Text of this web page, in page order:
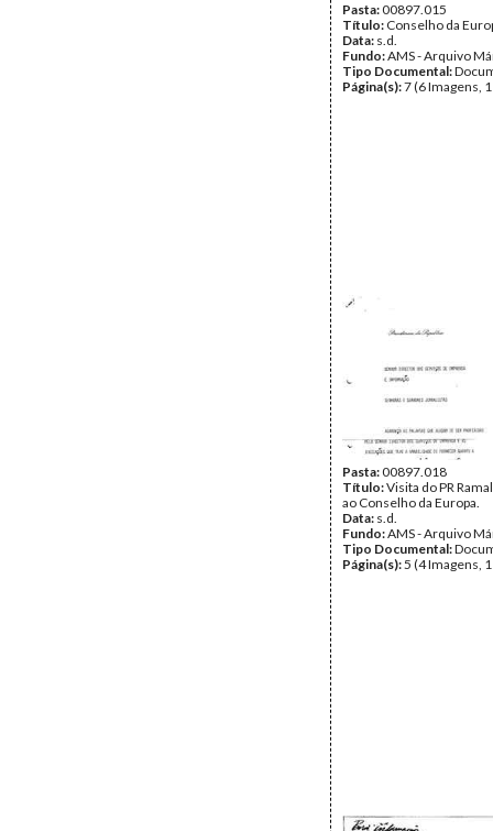
Pasta:00897.015
Título: Conselho da
Data: s.d.
Fundo:AMS - Arquivo
Tipo Documental:
Página(s):7 (6 Imagens,
Pasta:00897.018
Título:Visita do PR
ao Conselho da Europa.
Data: s.d.
Fundo:AMS - Arquivo
Tipo Documental:
Página(s):5 (4 Imagens,